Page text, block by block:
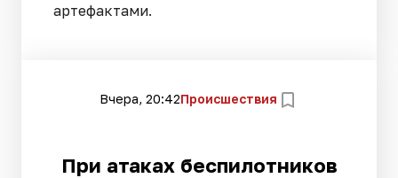
артефактами.
Вчера, 20:42Происшествия
При атаках беспилотников